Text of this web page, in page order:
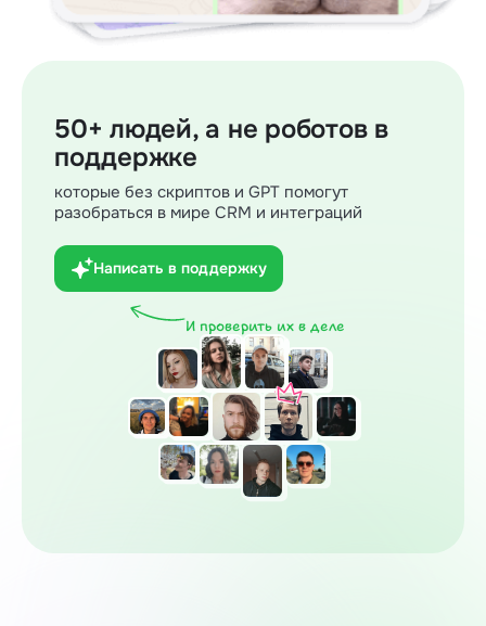
50+ людей, а не роботов в
поддержке
которые без скриптов и GPT помогут
разобраться в мире CRM и интеграций
Написать в поддержку
И проверить их в деле